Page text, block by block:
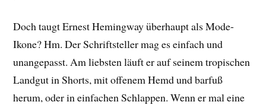
Doch taugt Ernest Hemingway überhaupt als Mode-
Ikone? Hm. Der Schriftsteller mag es einfach und
unangepasst. Am liebsten läuft er auf seinem tropischen
Landgut in Shorts, mit offenem Hemd und barfuß
herum, oder in einfachen Schlappen. Wenn er mal eine